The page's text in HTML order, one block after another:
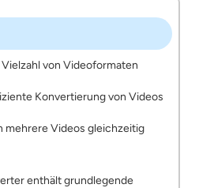
von Videoformaten
Konvertierung von Videos
mehrere Videos gleichzeitig
enthält grundlegende